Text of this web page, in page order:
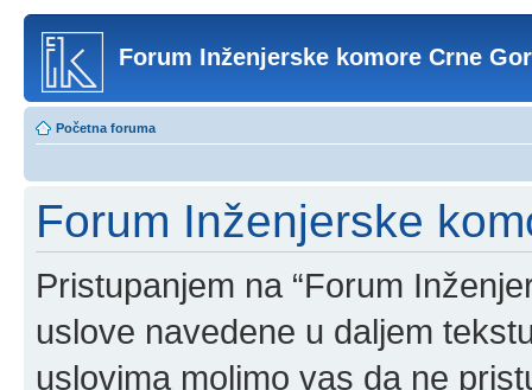
Forum Inženjerske komore Crne
Početna foruma
Forum Inženjerske
Pristupanjem na “Forum
uslove navedene u daljem
uslovima molimo vas da ne